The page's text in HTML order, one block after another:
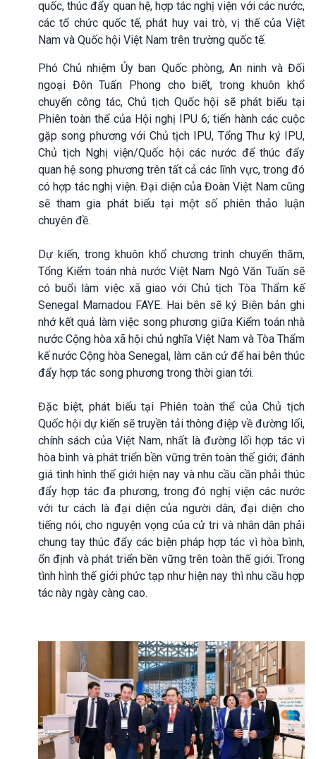
quốc, thúc đẩy quan hệ, hợp tác nghị viện với các nước,
các tổ chức quốc tế, phát huy vai trò, vị thế của Việt
Nam và Quốc hội Việt Nam trên trường quốc tế.
Phó Chủ nhiệm Ủy ban Quốc phòng, An ninh và Đối
ngoại Đôn Tuấn Phong cho biết, trong khuôn khổ
chuyến công tác, Chủ tịch Quốc hội sẽ phát biểu tại
Phiên toàn thể của Hội nghị IPU 6; tiến hành các cuộc
gặp song phương với Chủ tịch IPU, Tổng Thư ký IPU,
Chủ tịch Nghị viện/Quốc hội các nước để thúc đẩy
quan hệ song phương trên tất cả các lĩnh vực, trong đó
có hợp tác nghị viện. Đại diện của Đoàn Việt Nam cũng
sẽ tham gia phát biểu tại một số phiên thảo luận
chuyên đề.
Dự kiến, trong khuôn khổ chương trình chuyến thăm,
Tổng Kiểm toán nhà nước Việt Nam Ngô Văn Tuấn sẽ
có buổi làm việc xã giao với Chủ tịch Tòa Thẩm kế
Senegal Mamadou FAYE. Hai bên sẽ ký Biên bản ghi
nhớ kết quả làm việc song phương giữa Kiểm toán nhà
nước Cộng hòa xã hội chủ nghĩa Việt Nam và Tòa Thẩm
kế nước Cộng hòa Senegal, làm căn cứ để hai bên thúc
đẩy hợp tác song phương trong thời gian tới.
Đặc biệt, phát biểu tại Phiên toàn thể của Chủ tịch
Quốc hội dự kiến sẽ truyền tải thông điệp về đường lối,
chính sách của Việt Nam, nhất là đường lối hợp tác vì
hòa bình và phát triển bền vững trên toàn thế giới; đánh
giá tình hình thế giới hiện nay và nhu cầu cần phải thúc
đẩy hợp tác đa phương, trong đó nghị viện các nước
với tư cách là đại diện của người dân, đại diện cho
tiếng nói, cho nguyện vọng của cử tri và nhân dân phải
chung tay thúc đẩy các biện pháp hợp tác vì hòa bình,
ổn định và phát triển bền vững trên toàn thế giới. Trong
tình hình thế giới phức tạp như hiện nay thì nhu cầu hợp
tác này ngày càng cao.